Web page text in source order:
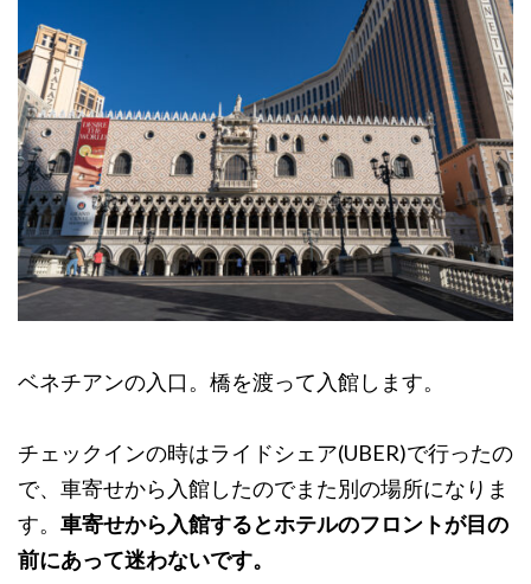
ベネチアンの入口。橋を渡って入館します。
チェックインの時はライドシェア(UBER)で行ったの
で、車寄せから入館したのでまた別の場所になりま
す。 車寄せから入館するとホテルのフロントが目の
前にあって迷わないです。